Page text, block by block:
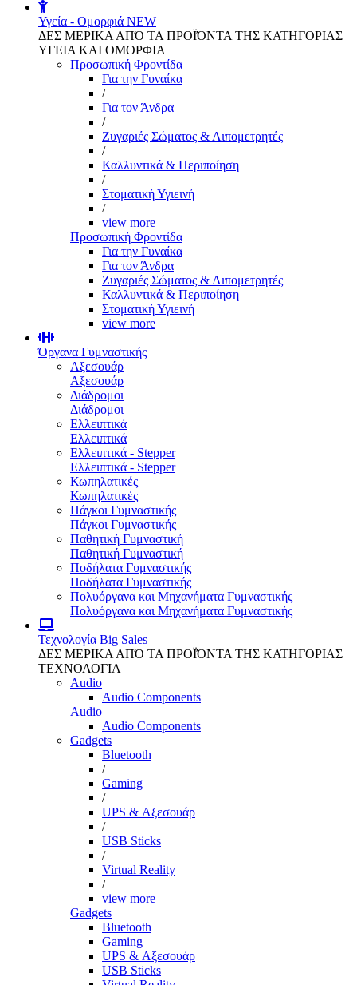
Υγεία - Ομορφιά NEW
ΔΕΣ ΜΕΡΙΚΑ ΑΠΌ ΤΑ ΠΡΟΪΌΝΤΑ ΤΗΣ ΚΑΤΗΓΟΡΙΑΣ
ΥΓΕΙΑ ΚΑΙ ΟΜΟΡΦΙΑ
Προσωπική Φροντίδα
Για την Γυναίκα
/
Για τον Άνδρα
/
Ζυγαριές Σώματος & Λιπομετρητές
/
Καλλυντικά & Περιποίηση
/
Στοματική Υγιεινή
/
view more
Προσωπική Φροντίδα
Για την Γυναίκα
Για τον Άνδρα
Ζυγαριές Σώματος & Λιπομετρητές
Καλλυντικά & Περιποίηση
Στοματική Υγιεινή
view more
Όργανα Γυμναστικής
Αξεσουάρ
Αξεσουάρ
Διάδρομοι
Διάδρομοι
Ελλειπτικά
Ελλειπτικά
Ελλειπτικά - Stepper
Ελλειπτικά - Stepper
Κωπηλατικές
Κωπηλατικές
Πάγκοι Γυμναστικής
Πάγκοι Γυμναστικής
Παθητική Γυμναστική
Παθητική Γυμναστική
Ποδήλατα Γυμναστικής
Ποδήλατα Γυμναστικής
Πολυόργανα και Μηχανήματα Γυμναστικής
Πολυόργανα και Μηχανήματα Γυμναστικής
Τεχνολογία Big Sales
ΔΕΣ ΜΕΡΙΚΑ ΑΠΌ ΤΑ ΠΡΟΪΌΝΤΑ ΤΗΣ ΚΑΤΗΓΟΡΙΑΣ
ΤΕΧΝΟΛΟΓΙΑ
Audio
Audio Components
Audio
Audio Components
Gadgets
Bluetooth
/
Gaming
/
UPS & Αξεσουάρ
/
USB Sticks
/
Virtual Reality
/
view more
Gadgets
Bluetooth
Gaming
UPS & Αξεσουάρ
USB Sticks